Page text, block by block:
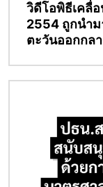
วิดีโอพิธีเคลื่
2554 ถูกนำม
ตะวันออกกล